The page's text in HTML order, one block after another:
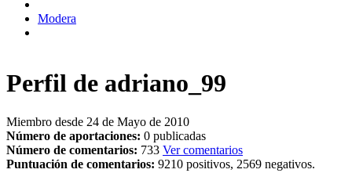
Modera
Perfil de adriano_99
Miembro desde 24 de Mayo de 2010
Número de aportaciones: 0 publicadas
Número de comentarios: 733 Ver comentarios
Puntuación de comentarios: 9210 positivos, 2569 negativos.